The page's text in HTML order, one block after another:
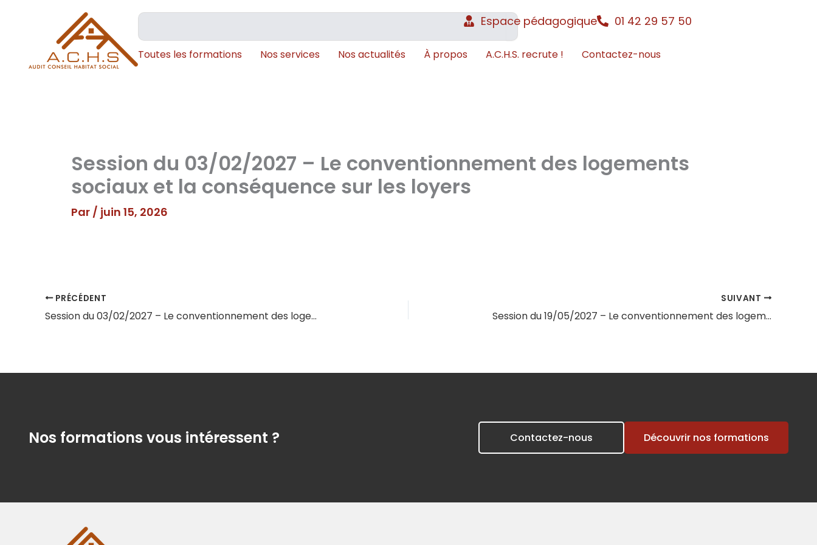
Rechercher Espace pédagogique 01 42 29 57 50
Toutes les formations Nos services Nos actualités À propos A.C.H.S. recrute ! Contactez-nous
Session du 03/02/2027 – Le conventionnement des logements
sociaux et la conséquence sur les loyers
Par / juin 15, 2026
PRÉCÉDENT
Session du 03/02/2027 – Le conventionnement des logements sociaux et la conséquence sur les loyers
SUIVANT
Session du 19/05/2027 – Le conventionnement des logements sociaux et la conséquence sur les loyers
Nos formations vous intéressent ? Contactez-nous Découvrir nos formations